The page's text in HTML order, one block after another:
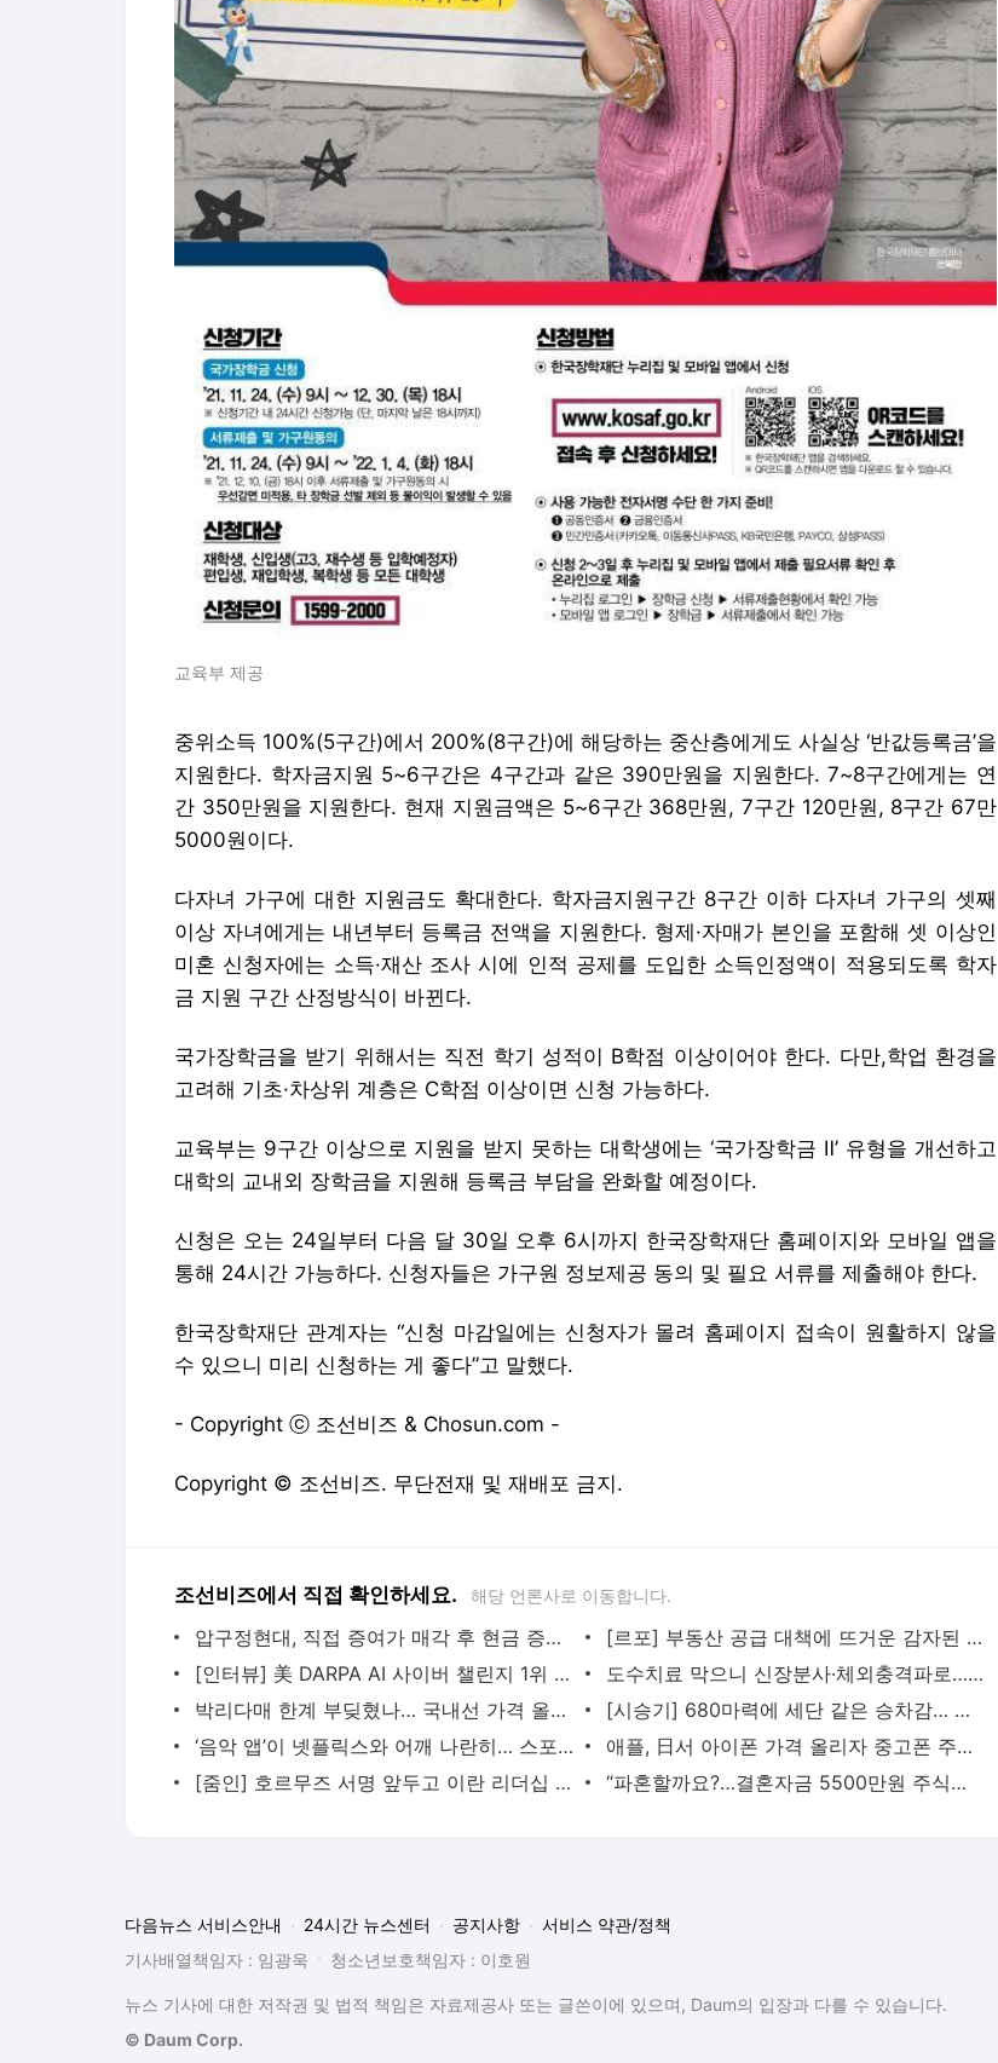
교육부 제공
중위소득 100%(5구간)에서 200%(8구간)에 해당하는 중산층에게도 사실상 ‘반값등록금’을
지원한다. 학자금지원 5~6구간은 4구간과 같은 390만원을 지원한다. 7~8구간에게는 연
간 350만원을 지원한다. 현재 지원금액은 5~6구간 368만원, 7구간 120만원, 8구간 67만
5000원이다.
다자녀 가구에 대한 지원금도 확대한다. 학자금지원구간 8구간 이하 다자녀 가구의 셋째
이상 자녀에게는 내년부터 등록금 전액을 지원한다. 형제·자매가 본인을 포함해 셋 이상인
미혼 신청자에는 소득·재산 조사 시에 인적 공제를 도입한 소득인정액이 적용되도록 학자
금 지원 구간 산정방식이 바뀐다.
국가장학금을 받기 위해서는 직전 학기 성적이 B학점 이상이어야 한다. 다만,학업 환경을
고려해 기초·차상위 계층은 C학점 이상이면 신청 가능하다.
교육부는 9구간 이상으로 지원을 받지 못하는 대학생에는 ‘국가장학금 Ⅱ’ 유형을 개선하고
대학의 교내외 장학금을 지원해 등록금 부담을 완화할 예정이다.
신청은 오는 24일부터 다음 달 30일 오후 6시까지 한국장학재단 홈페이지와 모바일 앱을
통해 24시간 가능하다. 신청자들은 가구원 정보제공 동의 및 필요 서류를 제출해야 한다.
한국장학재단 관계자는 “신청 마감일에는 신청자가 몰려 홈페이지 접속이 원활하지 않을
수 있으니 미리 신청하는 게 좋다”고 말했다.
- Copyright ⓒ 조선비즈 & Chosun.com -
Copyright © 조선비즈. 무단전재 및 재배포 금지.
조선비즈에서 직접 확인하세요. 해당 언론사로 이동합니다.
압구정현대, 직접 증여가 매각 후 현금 증여보다 세금 7억 덜 낸다…계산기 두드리는 강남 고령
[르포] 부동산 공급 대책에 뜨거운 감자된 ‘용산공원’… 시민들은 “녹지 지켜야”
[인터뷰] 美 DARPA AI 사이버 챌린지 1위 이끈 김태수 마이크로소프트 부사장 “AI 모델보다 중요한
도수치료 막으니 신장분사·체외충격파로… 비급여 ‘풍선효과’
박리다매 한계 부딪혔나… 국내선 가격 올리고 해외로 향하는 저가커피
[시승기] 680마력에 세단 같은 승차감… 볼보 전기 SUV ‘EX90’
‘음악 앱’이 넷플릭스와 어깨 나란히… 스포티파이 유료 이용자 3억 돌파 비결은
애플, 日서 아이폰 가격 올리자 중고폰 주문량 2배 껑충… 리퍼폰 패널은 신제품용 추월
[줌인] 호르무즈 서명 앞두고 이란 리더십 증발… 최고지도자 잠행·대통령 사임설
“파혼할까요?…결혼자금 5500만원 주식으로 날린 예비신부
다음뉴스 서비스안내 24시간 뉴스센터 공지사항
서비스 약관/정책
기사배열책임자 : 임광욱
청소년보호책임자 : 이호원
뉴스 기사에 대한 저작권 및 법적 책임은 자료제공사 또는 글쓴이에 있으며, Daum의 입장과 다를 수 있습니다.
© Daum Corp.